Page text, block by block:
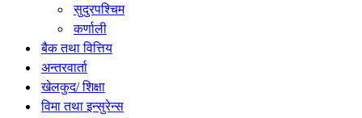
सुदुरपश्चिम
कर्णाली
बैक तथा वित्तिय
अन्तरवार्ता
खेलकुद/ शिक्षा
विमा तथा इन्सुरेन्स